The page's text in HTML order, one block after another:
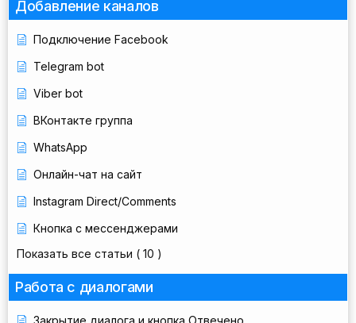
Добавление каналов
Подключение Facebook
Telegram bot
Viber bot
ВКонтакте группа
WhatsApp
Онлайн-чат на сайт
Instagram Direct/Comments
Кнопка с мессенджерами
Показать все статьи ( 10 )
Работа с диалогами
Закрытие диалога и кнопка Отвечено